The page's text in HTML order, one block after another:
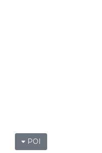
POI